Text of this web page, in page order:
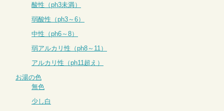
酸性（ph3未満）
弱酸性（ph3～6）
中性（ph6～8）
弱アルカリ性（ph8～11）
アルカリ性（ph11超え）
お湯の色
無色
少し白